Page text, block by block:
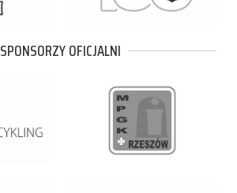
SPONSORZY OFICJALNI